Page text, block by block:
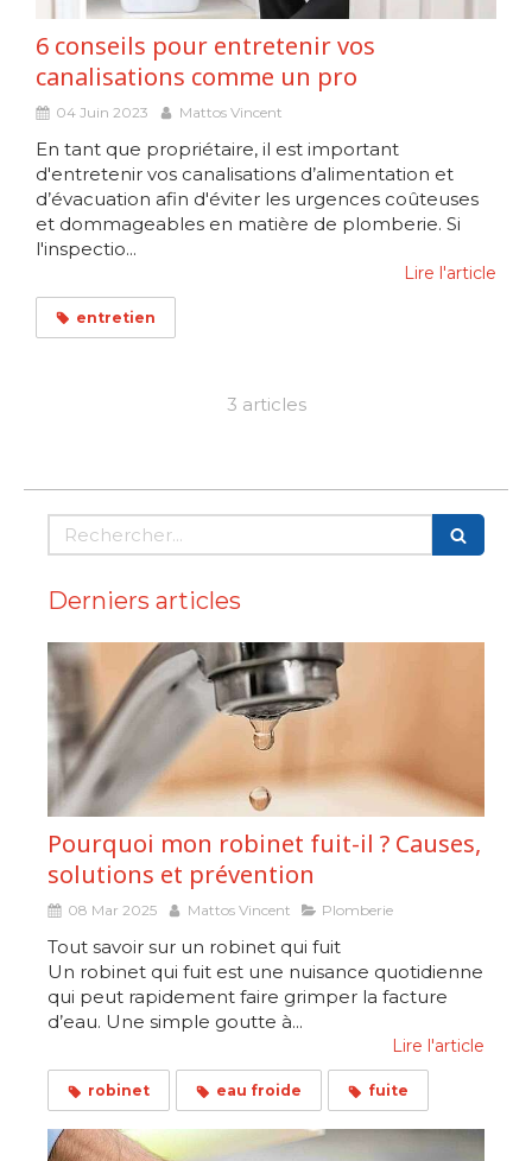
6 conseils pour entretenir vos
canalisations comme un pro
04 Juin 2023 Mattos Vincent
En tant que propriétaire, il est important
d'entretenir vos canalisations d’alimentation et
d’évacuation afin d'éviter les urgences coûteuses
et dommageables en matière de plomberie. Si
l'inspectio...
Lire l'article
entretien
3 articles
Rechercher
Derniers articles
Pourquoi mon robinet fuit-il ? Causes,
solutions et prévention
08 Mar 2025 Mattos Vincent Plomberie
Tout savoir sur un robinet qui fuit
Un robinet qui fuit est une nuisance quotidienne
qui peut rapidement faire grimper la facture
d’eau. Une simple goutte à...
Lire l'article
robinet eau froide fuite